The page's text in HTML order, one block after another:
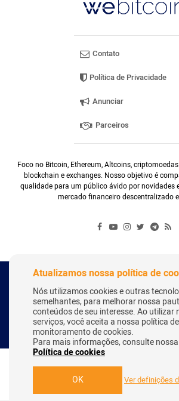
Contato
Política de Privacidade
Anunciar
Parceiros
Foco no Bitcoin, Ethereum, Altcoins,
blockchain e exchanges. Nosso objetivo é
qualidade para um público ávido por novidades
mercado financeiro descentralizado
Copyright Webitcoin 2018 - Todos os
Desenvolvido por: Herick Correa
Atualizamos nossa política de
Nós utilizamos cookies e outras
semelhantes, para melhorar nossa
conteúdos de seu interesse. Ao utilizar
serviços, você aceita a nossa política de
monitoramento de cookies.
Para mais informações, consulte nossa
Política de cookies
OK Ver definições